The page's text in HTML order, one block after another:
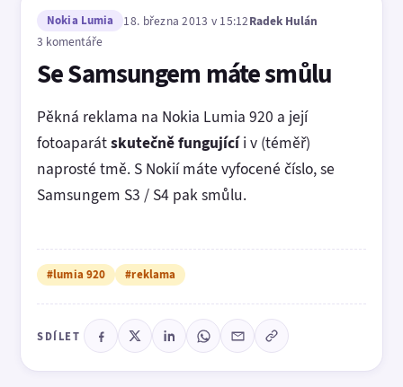
Nokia Lumia 18. března 2013 v 15:12Radek Hulán
3 komentáře
Se Samsungem máte smůlu
Pěkná reklama na Nokia Lumia 920 a její
fotoaparátskutečně fungujícíi v (téměř)
naprosté tmě. S Nokií máte vyfocené číslo, se
Samsungem S3 / S4 pak smůlu.
#lumia 920 #reklama
SDÍLET